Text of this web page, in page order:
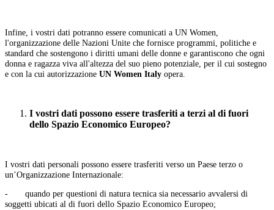
Infine, i vostri dati potranno essere comunicati a UN Women,
l'organizzazione delle Nazioni Unite che fornisce programmi, politiche e
standard che sostengono i diritti umani delle donne e garantiscono che ogni
donna e ragazza viva all'altezza del suo pieno potenziale, per il cui sostegno
e con la cui autorizzazione UN Women Italy opera.
I vostri dati possono essere trasferiti a terzi al di fuori
dello Spazio Economico Europeo?
I vostri dati personali possono essere trasferiti verso un Paese terzo o
un’Organizzazione Internazionale:
- quando per questioni di natura tecnica sia necessario avvalersi di
soggetti ubicati al di fuori dello Spazio Economico Europeo;